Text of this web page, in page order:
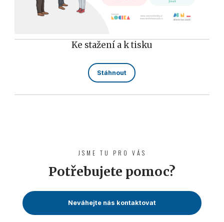
Ke stažení a k tisku
Stáhnout
JSME TU PRO VÁS
Potřebujete pomoc?
Neváhejte nás kontaktovat